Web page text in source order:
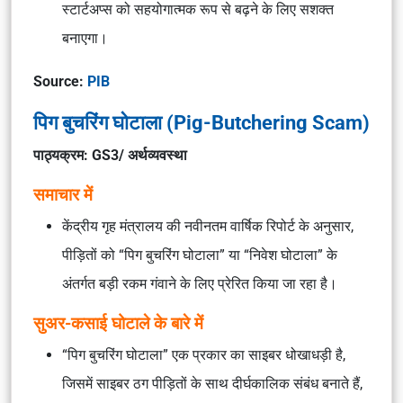
स्टार्टअप्स को सहयोगात्मक रूप से बढ़ने के लिए सशक्त
बनाएगा।
Source: PIB
पिग बुचरिंग घोटाला (Pig-Butchering Scam)
पाठ्यक्रम: GS3/ अर्थव्यवस्था
समाचार में
केंद्रीय गृह मंत्रालय की नवीनतम वार्षिक रिपोर्ट के अनुसार,
पीड़ितों को “पिग बुचरिंग घोटाला” या “निवेश घोटाला” के
अंतर्गत बड़ी रकम गंवाने के लिए प्रेरित किया जा रहा है।
सुअर-कसाई घोटाले के बारे में
“पिग बुचरिंग घोटाला” एक प्रकार का साइबर धोखाधड़ी है,
जिसमें साइबर ठग पीड़ितों के साथ दीर्घकालिक संबंध बनाते हैं,